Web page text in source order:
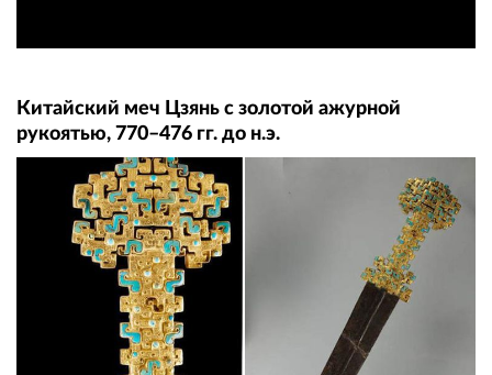
Китайский меч Цзянь с золотой ажурной
рукоятью, 770–476 гг. до н.э.